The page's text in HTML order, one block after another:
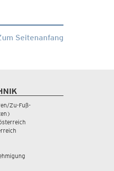
Seitenanfang
Zu-Fuß-